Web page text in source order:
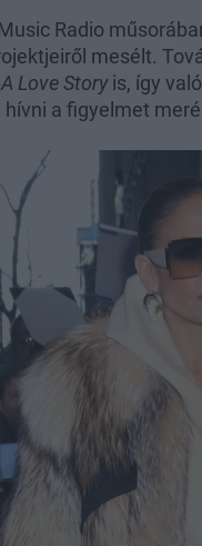
Radio
mesélt.
Love Storyis, így
a figyelmet